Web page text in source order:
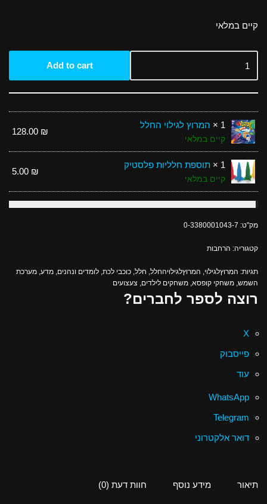
קיים במלאי
Add to cart
1 × המרוץ לגילוי החלל
קיים במלאי
128.00 ₪
1 × תוספת חלליות פלסטיק
קיים במלאי
5.00 ₪
מק"ט: 0-3380001043-7
קטגוריה: הרחבות
תגיות: המרוץלגילוי, המרוץלגילויהחלל, חלל, כוכבי לכת, לומדים ונהנים, מדע, מערכת
השמש, משחקי קופסא, משחקים לילדים, צעצועים
רוצה לספר לחברים?
X
פייסבוק
עוד
WhatsApp
Telegram
דואר אלקטרוני
תיאור מידע נוסף חוות דעת (0)